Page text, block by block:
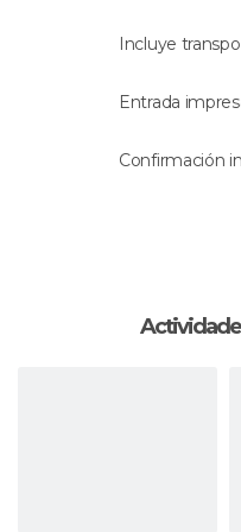
Incluye
Entrada
Confirmación